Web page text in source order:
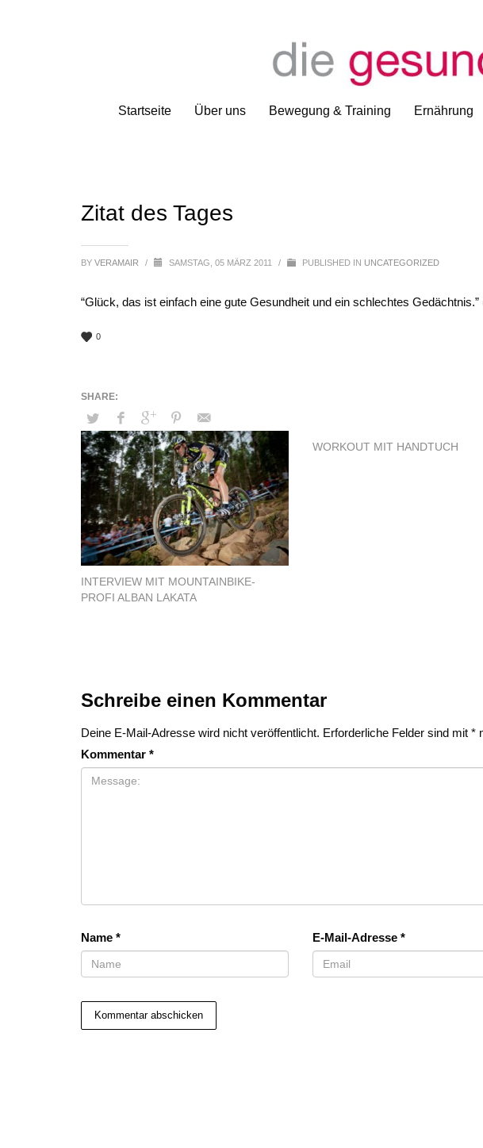
Startseite Über uns Bewegung & Training Ernährung
Zitat des Tages
BY VERAMAIR / SAMSTAG, 05 MÄRZ 2011 / PUBLISHED IN UNCATEGORIZED
“Glück, das ist einfach eine gute Gesundheit und ein schlechtes
0
INTERVIEW MIT MOUNTAINBIKE-
PROFI ALBAN LAKATA
WORKOUT MIT HANDTUCH
Schreibe einen Kommentar
Deine E-Mail-Adresse wird nicht veröffentlicht. Erforderliche Felder sind mit *
Kommentar *
Name * E-Mail-Adresse*